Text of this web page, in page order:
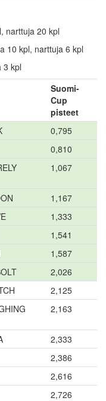
narttuja 20 kpl
10 kpl, narttuja 6 kpl
3 kpl
Suomi-
Cup
pisteet
0,795
0,810
1,067
1,167
1,333
1,541
1,587
2,026
2,125
2,163
2,333
2,386
2,616
2,726